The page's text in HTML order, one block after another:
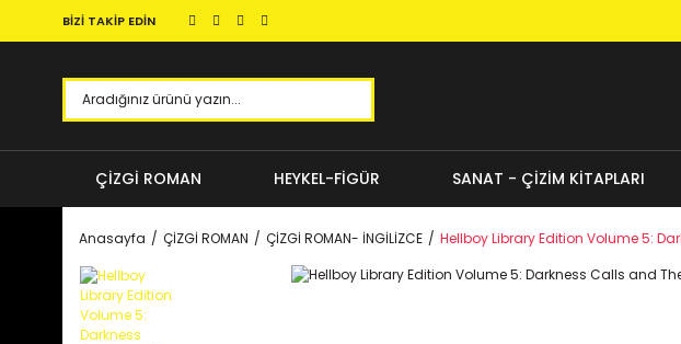
BİZİ TAKİP EDİN
ÇİZGİ ROMAN HEYKEL-FİGÜR SANAT - ÇİZİM KİTAPLARI
Anasayfa ÇİZGİ ROMAN ÇİZGİ ROMAN- İNGİLİZCE Hellboy Library Edition Volume 5: